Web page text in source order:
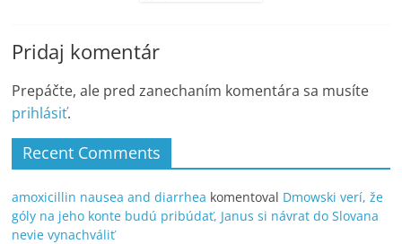
Pridaj komentár
Prepáčte, ale pred zanechaním komentára sa musíte
prihlásiť.
Recent Comments
amoxicillin nausea and diarrhea komentoval Dmowski verí, že
góly na jeho konte budú pribúdať, Janus si návrat do Slovana
nevie vynachváliť